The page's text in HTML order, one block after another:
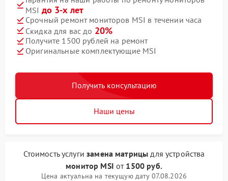
MSI до 3-х лет
Срочный ремонт мониторов MSI в течении часа
Скидка для вас до 20%
Получите 1500 рублей на ремонт
Оригинальные комплектующие MSI
Получить консультацию
Наши цены
Стоимость услугизамена матрицы для устройства
монитор MSI от 1500 руб.
Цена актуальна на текущую дату 07.08.2026